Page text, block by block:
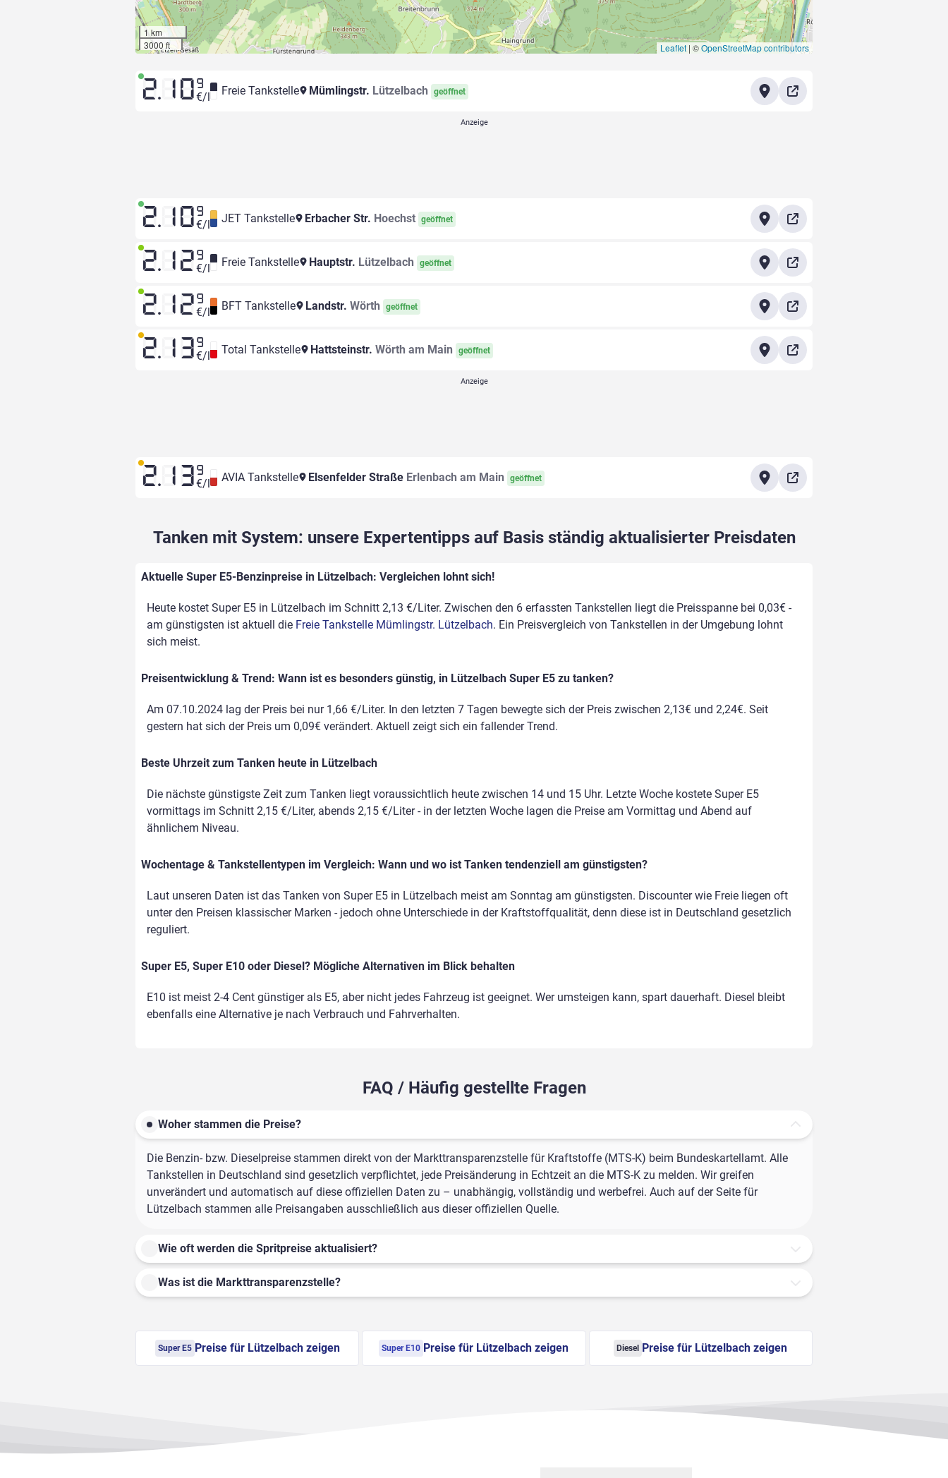
1 km
3000 ft
Leaflet | ©OpenStreetMap contributors
2.10 9
€/l Freie Tankstelle Mümlingstr. Lützelbach geöffnet
2.10 9
€/l JET Tankstelle Erbacher Str. Hoechst geöffnet
2.12 9
€/l Freie Tankstelle Hauptstr. Lützelbach geöffnet
2.12 9
€/l BFT Tankstelle Landstr. Wörth geöffnet
2.13 9
€/l Total Tankstelle Hattsteinstr. Wörth am Main geöffnet
2.13 9
€/l AVIA Tankstelle Elsenfelder Straße Erlenbach am Main geöffnet
Tanken mit System: unsere Expertentipps auf Basis ständig aktualisierter Preisdaten
Aktuelle Super E5-Benzinpreise in Lützelbach: Vergleichen lohnt sich!
Heute kostet Super E5 in Lützelbach im Schnitt 2,13 €/Liter. Zwischen den 6 erfassten Tankstellen liegt die Preisspanne bei 0,03€ -
am günstigsten ist aktuell die Freie Tankstelle Mümlingstr. Lützelbach. Ein Preisvergleich von Tankstellen in der Umgebung lohnt
sich meist.
Preisentwicklung & Trend: Wann ist es besonders günstig, in Lützelbach Super E5 zu tanken?
Am 07.10.2024 lag der Preis bei nur 1,66 €/Liter. In den letzten 7 Tagen bewegte sich der Preis zwischen 2,13€ und 2,24€. Seit
gestern hat sich der Preis um 0,09€ verändert. Aktuell zeigt sich ein fallender Trend.
Beste Uhrzeit zum Tanken heute in Lützelbach
Die nächste günstigste Zeit zum Tanken liegt voraussichtlich heute zwischen 14 und 15 Uhr. Letzte Woche kostete Super E5
vormittags im Schnitt 2,15 €/Liter, abends 2,15 €/Liter - in der letzten Woche lagen die Preise am Vormittag und Abend auf
ähnlichem Niveau.
Wochentage & Tankstellentypen im Vergleich: Wann und wo ist Tanken tendenziell am günstigsten?
Laut unseren Daten ist das Tanken von Super E5 in Lützelbach meist am Sonntag am günstigsten. Discounter wie Freie liegen oft
unter den Preisen klassischer Marken - jedoch ohne Unterschiede in der Kraftstoffqualität, denn diese ist in Deutschland gesetzlich
reguliert.
Super E5, Super E10 oder Diesel? Mögliche Alternativen im Blick behalten
E10 ist meist 2-4 Cent günstiger als E5, aber nicht jedes Fahrzeug ist geeignet. Wer umsteigen kann, spart dauerhaft. Diesel bleibt
ebenfalls eine Alternative je nach Verbrauch und Fahrverhalten.
FAQ / Häufig gestellte Fragen
Woher stammen die Preise?
Die Benzin- bzw. Dieselpreise stammen direkt von der Markttransparenzstelle für Kraftstoffe (MTS-K) beim Bundeskartellamt. Alle
Tankstellen in Deutschland sind gesetzlich verpflichtet, jede Preisänderung in Echtzeit an die MTS-K zu melden. Wir greifen
unverändert und automatisch auf diese offiziellen Daten zu – unabhängig, vollständig und werbefrei. Auch auf der Seite für
Lützelbach stammen alle Preisangaben ausschließlich aus dieser offiziellen Quelle.
Wie oft werden die Spritpreise aktualisiert?
Was ist die Markttransparenzstelle?
Super E5 Preise für Lützelbach zeigen Super E10 Preise für Lützelbach zeigen Diesel Preise für Lützelbach zeigen